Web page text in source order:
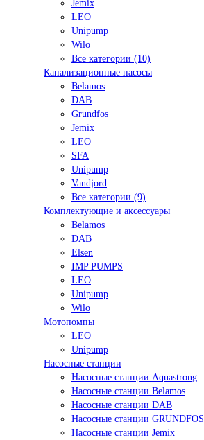
Jemix
LEO
Unipump
Wilo
Все категории (10)
Канализационные насосы
Belamos
DAB
Grundfos
Jemix
LEO
SFA
Unipump
Vandjord
Все категории (9)
Комплектующие и аксессуары
Belamos
DAB
Elsen
IMP PUMPS
LEO
Unipump
Wilo
Мотопомпы
LEO
Unipump
Насосные станции
Насосные станции Aquastrong
Насосные станции Belamos
Насосные станции DAB
Насосные станции GRUNDFOS
Насосные станции Jemix